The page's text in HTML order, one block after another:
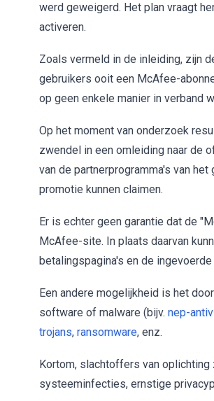
werd geweigerd. Het plan vraagt
activeren.
Zoals vermeld in de inleiding, zijn
gebruikers ooit een McAfee-
op geen enkele manier in verband
Op het moment van onderzoek
zwendel in een omleiding naar de
van de partnerprogramma's van
promotie kunnen claimen.
Er is echter geen garantie dat de
McAfee-site. In plaats daarvan
betalingspagina's en de
Een andere mogelijkheid is het
software of malware (bijv. nep-
trojans, ransomware, enz.
Kortom, slachtoffers van
systeeminfecties, ernstige